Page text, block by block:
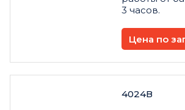
3 часов.
Цена по
4024В